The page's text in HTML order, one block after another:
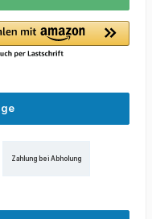
Zahlung bei Abholung